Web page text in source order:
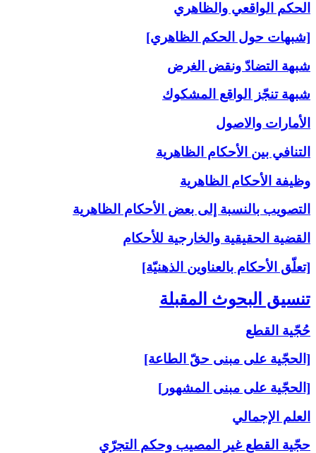
الحكم الواقعي والظاهري
[شبهات حول الحكم الظاهري]
شبهة التضادّ ونقض الغرض
شبهة تنجّز الواقع المشكوك
الأمارات والاصول
التنافي بين الأحكام الظاهرية
وظيفة الأحكام الظاهرية
التصويب بالنسبة إلى‏ بعض الأحكام الظاهرية
القضية الحقيقية والخارجية للأحكام
[تعلّق الأحكام بالعناوين الذهنيّة]
تنسيق البحوث المقبلة
حُجّية القطع
[الحجّية على مبنى حقّ الطاعة]
[الحجّية على مبنى المشهور]
العلم الإجمالي
حجّية القطع غير المصيب وحكم التجرّي